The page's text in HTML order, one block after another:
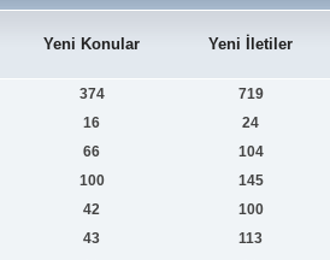
Yeni Konular Yeni İletiler
374 719
16 24
66 104
100 145
42 100
43 113